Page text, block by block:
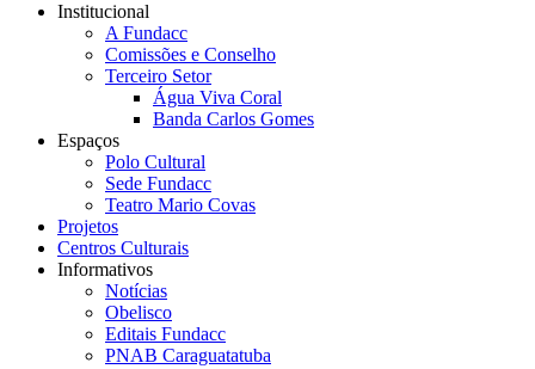
Institucional
A Fundacc
Comissões e Conselho
Terceiro Setor
Água Viva Coral
Banda Carlos Gomes
Espaços
Polo Cultural
Sede Fundacc
Teatro Mario Covas
Projetos
Centros Culturais
Informativos
Notícias
Obelisco
Editais Fundacc
PNAB Caraguatatuba